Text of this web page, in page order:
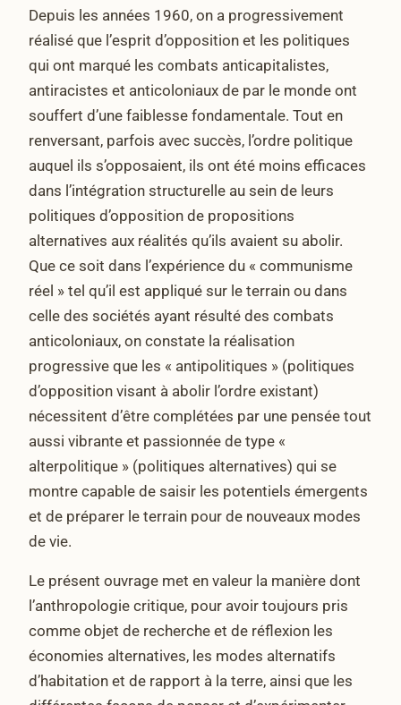
Depuis les années 1960, on a progressivement
réalisé que l’esprit d’opposition et les politiques
qui ont marqué les combats anticapitalistes,
antiracistes et anticoloniaux de par le monde ont
souffert d’une faiblesse fondamentale. Tout en
renversant, parfois avec succès, l’ordre politique
auquel ils s’opposaient, ils ont été moins efficaces
dans l’intégration structurelle au sein de leurs
politiques d’opposition de propositions
alternatives aux réalités qu’ils avaient su abolir.
Que ce soit dans l’expérience du « communisme
réel » tel qu’il est appliqué sur le terrain ou dans
celle des sociétés ayant résulté des combats
anticoloniaux, on constate la réalisation
progressive que les « antipolitiques » (politiques
d’opposition visant à abolir l’ordre existant)
nécessitent d’être complétées par une pensée tout
aussi vibrante et passionnée de type «
alterpolitique » (politiques alternatives) qui se
montre capable de saisir les potentiels émergents
et de préparer le terrain pour de nouveaux modes
de vie.
Le présent ouvrage met en valeur la manière dont
l’anthropologie critique, pour avoir toujours pris
comme objet de recherche et de réflexion les
économies alternatives, les modes alternatifs
d’habitation et de rapport à la terre, ainsi que les